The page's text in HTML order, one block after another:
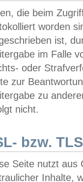
die beim
worden
ist,
im Falle
oder
zur
zu
nicht.
bzw.
Seite nutzt aus
Inhalte,